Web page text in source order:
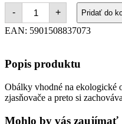
-
množstvo
Bublinkové
obálky
recyklované
hnedé
+ Pridať do
EAN: 5901508837073
Popis produktu
Obálky vhodné na ekologické
zjasňovače a preto si
Mohlo by vás zaujímať